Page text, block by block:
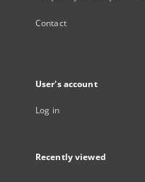
Contact
User's account
Log in
Recently viewed